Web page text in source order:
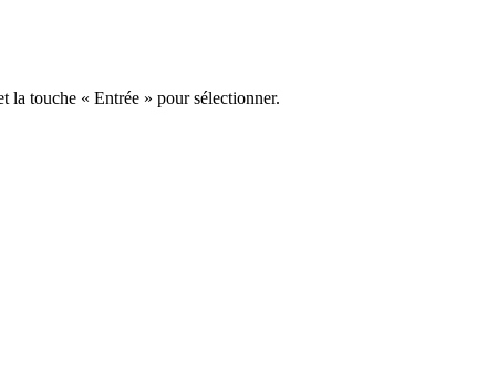
la touche « Entrée » pour sélectionner.